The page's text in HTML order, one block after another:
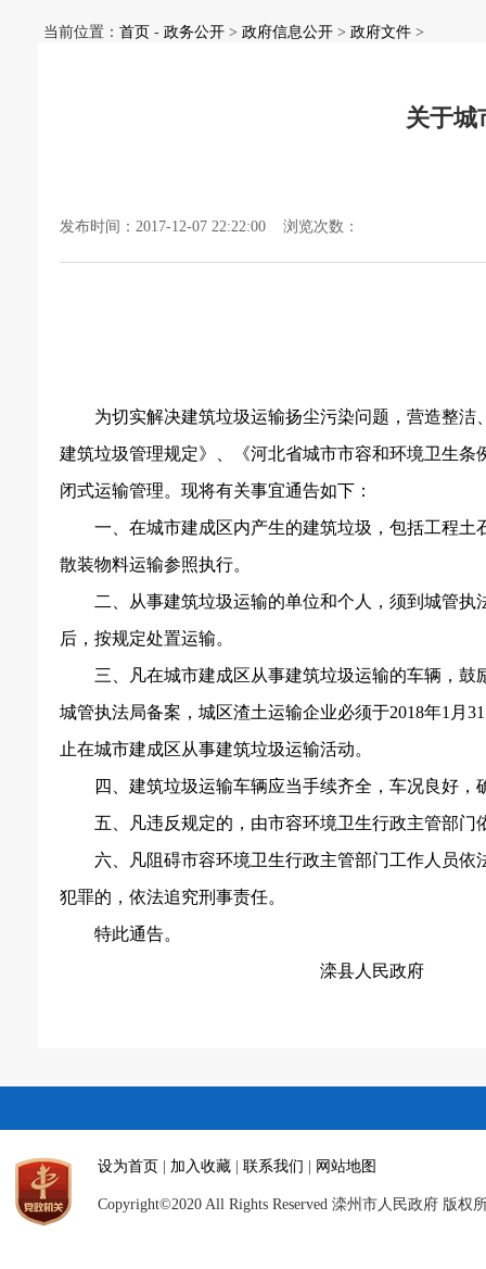
当前位置： 首页 - 政务公开 > 政府信息公开 > 政府文件 >
关于城
发布时间：2017-12-07 22:22:00 浏览次数：
为切实解决建筑垃圾运输扬尘污染问题，营造整
建筑垃圾管理规定》、《河北省城市市容和环境卫生
闭式运输管理。现将有关事宜通告如下：
一、在城市建成区内产生的建筑垃圾，包括工程
散装物料运输参照执行。
二、从事建筑垃圾运输的单位和个人，须到城管
后，按规定处置运输。
三、凡在城市建成区从事建筑垃圾运输的车辆，
城管执法局备案，城区渣土运输企业必须于2018年1月
止在城市建成区从事建筑垃圾运输活动。
四、建筑垃圾运输车辆应当手续齐全，车况良好
五、凡违反规定的，由市容环境卫生行政主管部
六、凡阻碍市容环境卫生行政主管部门工作人员
犯罪的，依法追究刑事责任。
特此通告。
滦县人民政府
设为首页 加入收藏 联系我们 网站地图
Copyright©2020 All Rights Reserved 滦州市人民政府 版权